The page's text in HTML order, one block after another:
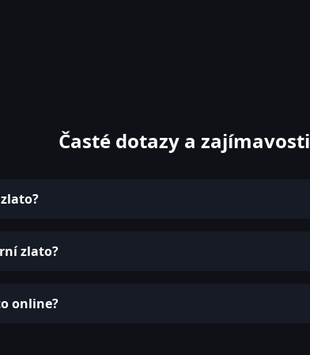
Časté dotazy a zajímavosti
zlato?
online?